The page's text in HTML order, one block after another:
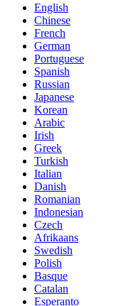
English
Chinese
French
German
Portuguese
Spanish
Russian
Japanese
Korean
Arabic
Irish
Greek
Turkish
Italian
Danish
Romanian
Indonesian
Czech
Afrikaans
Swedish
Polish
Basque
Catalan
Esperanto